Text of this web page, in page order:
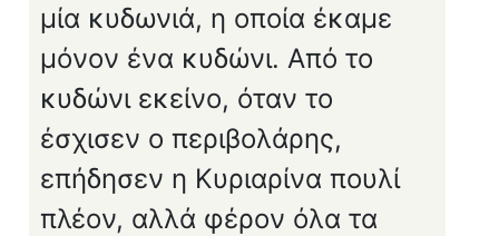
μία κυδωνιά, η οποία έκαμε
μόνον ένα κυδώνι. Από το
κυδώνι εκείνο, όταν το
έσχισεν ο περιβολάρης,
επήδησεν η Κυριαρίνα πουλί
πλέον, αλλά φέρον όλα τα